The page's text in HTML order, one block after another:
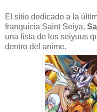
El sitio dedicado a la
franquicia Saint Seiya,
una lista de los seiyuus
dentro del anime.